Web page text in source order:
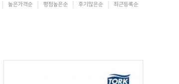
높은가격순 평점높은순 후기많은순 최근등록순